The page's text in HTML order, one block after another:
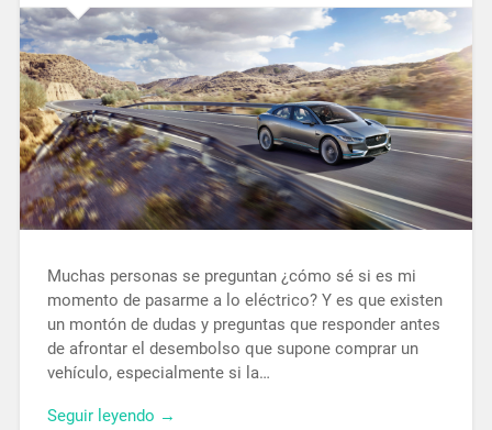
Muchas personas se preguntan ¿cómo sé si es mi
momento de pasarme a lo eléctrico? Y es que existen
un montón de dudas y preguntas que responder antes
de afrontar el desembolso que supone comprar un
vehículo, especialmente si la…
Seguir leyendo →